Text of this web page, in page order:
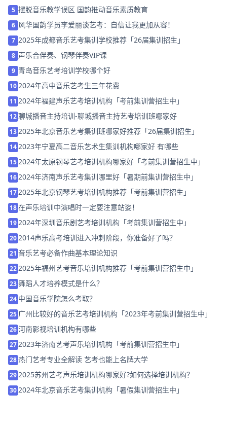
5 摆脱音乐教学误区 国韵推动音乐素质教育
6 风华国韵学员李爱丽谈艺考：自信让我更加从容！
7 2025年成都音乐艺考集训学校推荐「26届集训招生」
8 声乐合伴奏、钢琴伴奏VIP课
9 青岛音乐艺考培训学校哪个好
102024年高中音乐艺考生三年花费
11 2024年福建声乐艺考培训机构「考前集训营招生中」
12聊城播音主持培训-聊城播音主持艺考培训班哪家好
132025年北京音乐艺考集训班哪家好推荐「26届集训招生」
142023年宁夏高二音乐艺术生集训机构哪家好 有哪些
152024年太原钢琴艺考培训机构哪家好「考前集训营招生中」
162024年济南声乐艺考集训哪里好「暑期前集训营招生中」
172025年北京钢琴艺考培训机构推荐「考前集训营招生」
18在声乐培训中演唱时一定要注意站姿！
192024年深圳音乐剧艺考培训机构「考前集训营招生中」
202014声乐高考培训进入冲刺阶段，你准备好了吗？
21 音乐艺考必备作曲基本理论知识
222025年​​福州艺考音乐培训机构推荐「考前集训营招生中」
23舞蹈人才培养模式是什么？
24 中国音乐学院怎么考取？
25 广州比较好的音乐艺考培训机构「2023年考前集训营招生中」
26河南影视培训机构有哪些
272023年济南艺考声乐培训机构「考前集训营招生中」
28热门艺考专业全解读 艺考也能上名牌大学
292025苏州艺考声乐培训机构哪家好?如何选择培训机构？
302024年北京音乐艺考集训机构「暑假集训营招生中」